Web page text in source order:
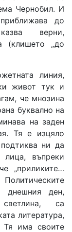
Чернобил. И
до
верни,
(клишето „до
линия,
живот тук и
че мнозина
буквално на
на заден
Тя е изцяло
ни да
лица, въпреки
„приликите…
ден,
са
литература,
Тя има своите